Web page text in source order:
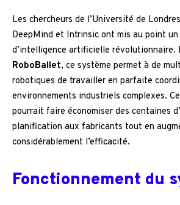
Les chercheurs de l’Université de
DeepMind et Intrinsic ont mis au point
d’intelligence artificielle révolutionnaire.
RoboBallet, ce système permet à de
robotiques de travailler en parfaite
environnements industriels complexes.
pourrait faire économiser des centaines
planification aux fabricants tout en
considérablement l’efficacité.
Fonctionnement du